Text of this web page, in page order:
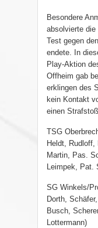
Besondere
absolvierte die
Test gegen
endete. In
Play-Aktion
Offheim gab
erklingen des
kein Kontakt
einen
TSG
Heldt, Rudloff,
Martin, Pas.
Leimpek, Pat.
SG Winkels/
Dorth,
Busch,
Lottermann)